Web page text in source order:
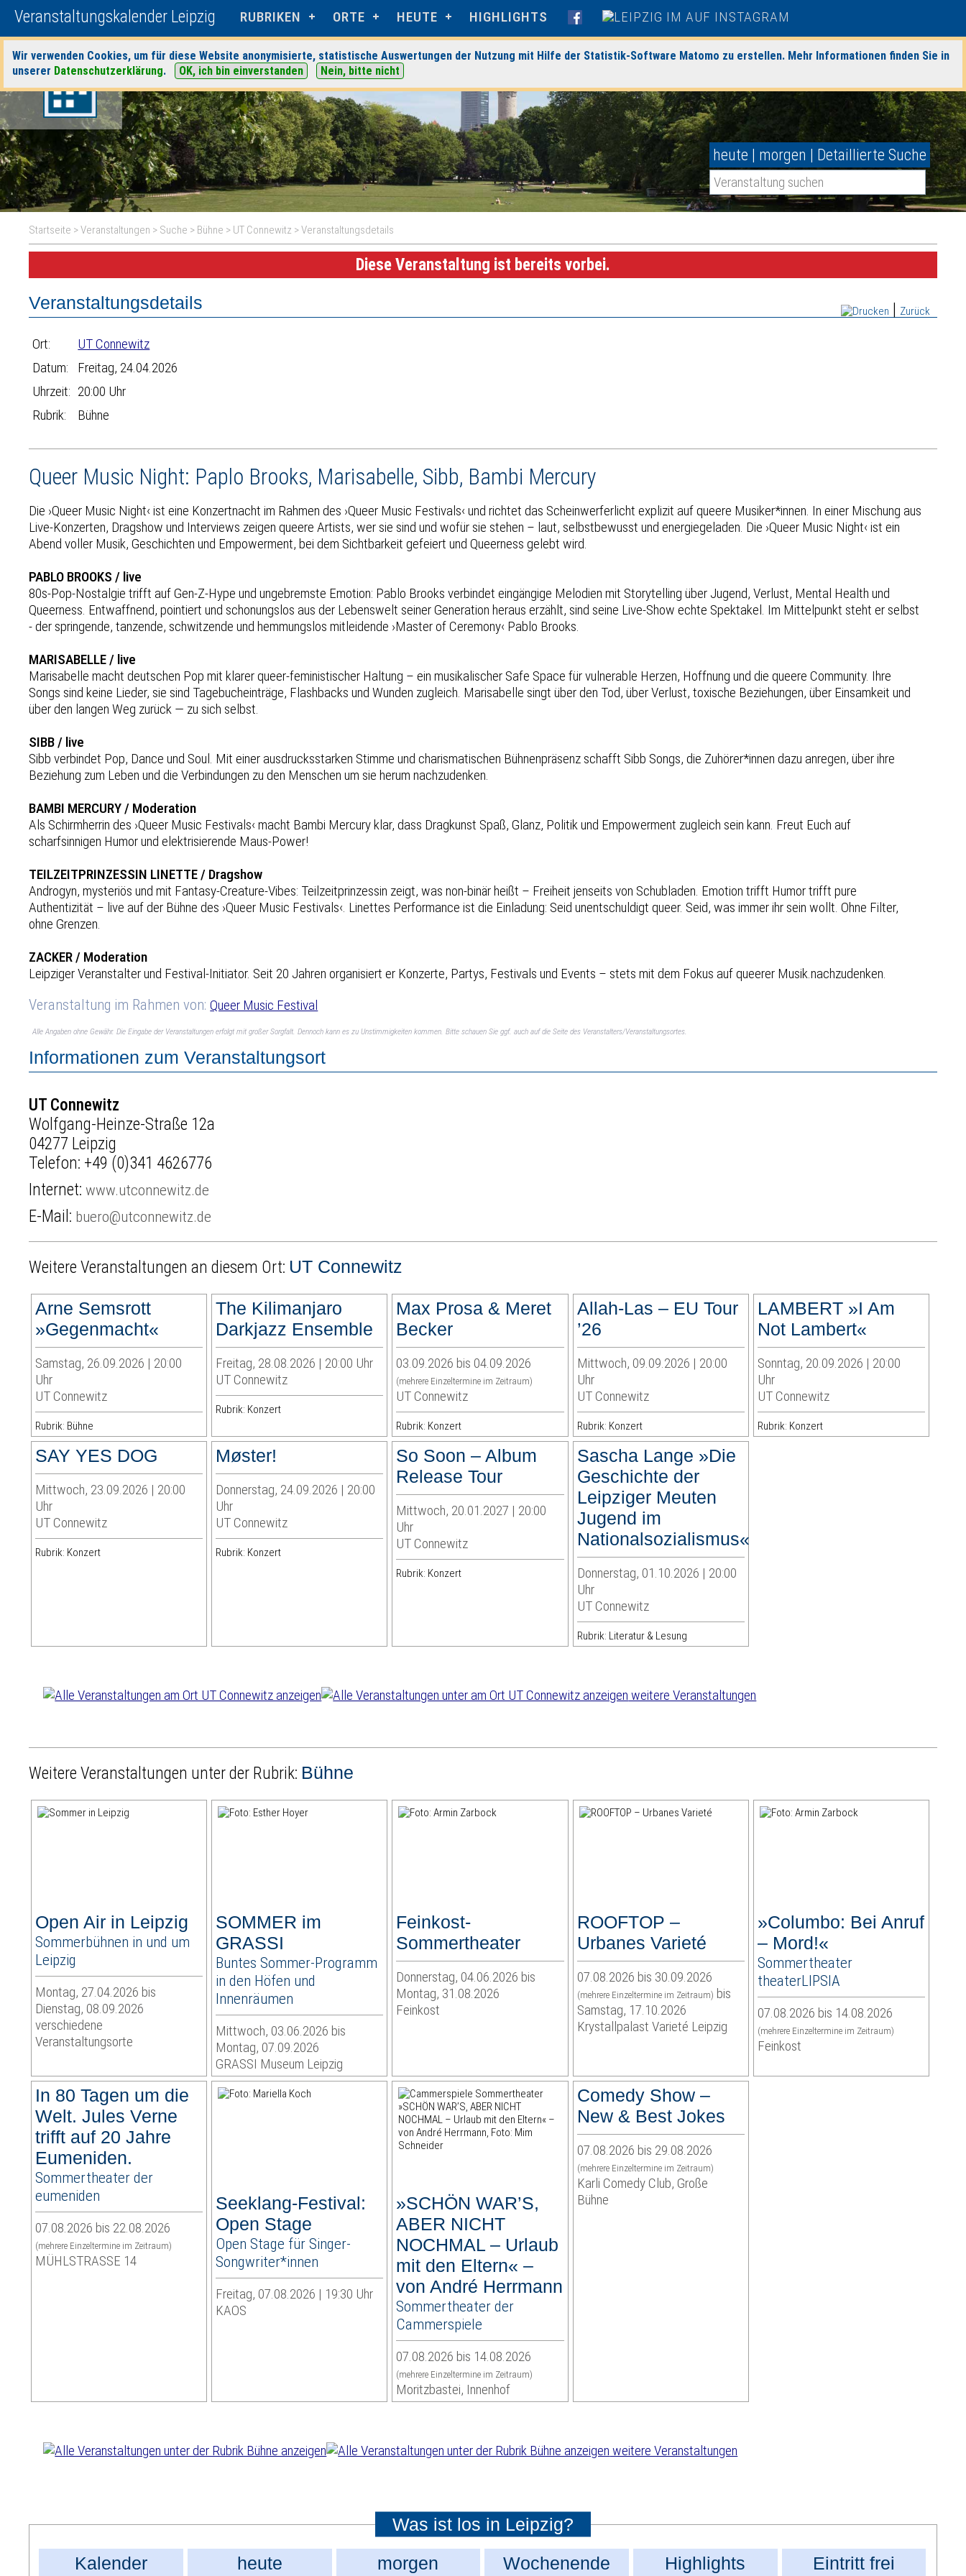
Veranstaltungskalender Leipzig RUBRIKEN ORTE HEUTE HIGHLIGHTS
Wir verwenden Cookies, um für diese Website anonymisierte, statistische Auswertungen der Nutzung mit Hilfe der Statistik-Software Matomo zu erstellen. Mehr Informationen finden Sie in
unserer Datenschutzerklärung. OK, ich bin einverstanden Nein, bitte nicht
heute | morgen | Detaillierte Suche
Startseite >Veranstaltungen > Suche > Bühne > UT Connewitz > Veranstaltungsdetails
Diese Veranstaltung ist bereits vorbei.
Zurück
Veranstaltungsdetails
Ort:
UT Connewitz
Datum:
Freitag, 24.04.2026
Uhrzeit: 20:00 Uhr
Rubrik:
Bühne
Queer Music Night: Paplo Brooks, Marisabelle, Sibb, Bambi Mercury
Die ›Queer Music Night‹ ist eine Konzertnacht im Rahmen des ›Queer Music Festivals‹ und richtet das Scheinwerferlicht explizit auf queere Musiker*innen. In einer Mischung aus
Live-Konzerten, Dragshow und Interviews zeigen queere Artists, wer sie sind und wofür sie stehen – laut, selbstbewusst und energiegeladen. Die ›Queer Music Night‹ ist ein
Abend voller Musik, Geschichten und Empowerment, bei dem Sichtbarkeit gefeiert und Queerness gelebt wird.
PABLO BROOKS / live
80s-Pop-Nostalgie trifft auf Gen-Z-Hype und ungebremste Emotion: Pablo Brooks verbindet eingängige Melodien mit Storytelling über Jugend, Verlust, Mental Health und
Queerness. Entwaffnend, pointiert und schonungslos aus der Lebenswelt seiner Generation heraus erzählt, sind seine Live-Show echte Spektakel. Im Mittelpunkt steht er selbst
- der springende, tanzende, schwitzende und hemmungslos mitleidende ›Master of Ceremony‹ Pablo Brooks.
MARISABELLE / live
Marisabelle macht deutschen Pop mit klarer queer-feministischer Haltung – ein musikalischer Safe Space für vulnerable Herzen, Hoffnung und die queere Community. Ihre
Songs sind keine Lieder, sie sind Tagebucheinträge, Flashbacks und Wunden zugleich. Marisabelle singt über den Tod, über Verlust, toxische Beziehungen, über Einsamkeit und
über den langen Weg zurück — zu sich selbst.
SIBB / live
Sibb verbindet Pop, Dance und Soul. Mit einer ausdrucksstarken Stimme und charismatischen Bühnenpräsenz schafft Sibb Songs, die Zuhörer*innen dazu anregen, über ihre
Beziehung zum Leben und die Verbindungen zu den Menschen um sie herum nachzudenken.
BAMBI MERCURY / Moderation
Als Schirmherrin des ›Queer Music Festivals‹ macht Bambi Mercury klar, dass Dragkunst Spaß, Glanz, Politik und Empowerment zugleich sein kann. Freut Euch auf
scharfsinnigen Humor und elektrisierende Maus-Power!
TEILZEITPRINZESSIN LINETTE / Dragshow
Androgyn, mysteriös und mit Fantasy-Creature-Vibes: Teilzeitprinzessin zeigt, was non-binär heißt – Freiheit jenseits von Schubladen. Emotion trifft Humor trifft pure
Authentizität – live auf der Bühne des ›Queer Music Festivals‹. Linettes Performance ist die Einladung: Seid unentschuldigt queer. Seid, was immer ihr sein wollt. Ohne Filter,
ohne Grenzen.
ZACKER / Moderation
Leipziger Veranstalter und Festival-Initiator. Seit 20 Jahren organisiert er Konzerte, Partys, Festivals und Events – stets mit dem Fokus auf queerer Musik.nachzudenken.
Veranstaltung im Rahmen von:Queer Music Festival
Alle Angaben ohne Gewähr. Die Eingabe der Veranstaltungen erfolgt mit großer Sorgfalt. Dennoch kann es zu Unstimmigkeiten kommen. Bitte schauen Sie ggf. auch auf die Seite des Veranstalters/Veranstaltungsortes.
Informationen zum Veranstaltungsort
UT Connewitz
Wolfgang-Heinze-Straße 12a
04277 Leipzig
Telefon: +49 (0)341 4626776
Internet:www.utconnewitz.de
E-Mail: buero@utconnewitz.de
Weitere Veranstaltungen an diesem Ort: UT Connewitz
Arne Semsrott
»Gegenmacht«
Samstag, 26.09.2026 | 20:00
Uhr
UT Connewitz
Rubrik: Bühne
The Kilimanjaro
Darkjazz Ensemble
Freitag, 28.08.2026 | 20:00 Uhr
UT Connewitz
Rubrik: Konzert
Max Prosa & Meret
Becker
03.09.2026 bis 04.09.2026
(mehrere Einzeltermine im Zeitraum)
UT Connewitz
Rubrik: Konzert
Allah-Las – EU Tour
’26
Mittwoch, 09.09.2026 | 20:00
Uhr
UT Connewitz
Rubrik: Konzert
LAMBERT »I Am
Not Lambert«
Sonntag, 20.09.2026 | 20:00
Uhr
UT Connewitz
Rubrik: Konzert
SAY YES DOG
Mittwoch, 23.09.2026 | 20:00
Uhr
UT Connewitz
Rubrik: Konzert
Møster!
Donnerstag, 24.09.2026 | 20:00
Uhr
UT Connewitz
Rubrik: Konzert
So Soon – Album
Release Tour
Mittwoch, 20.01.2027 | 20:00
Uhr
UT Connewitz
Rubrik: Konzert
Sascha Lange »Die
Geschichte der
Leipziger Meuten
Jugend im
Nationalsozialismus«
Donnerstag, 01.10.2026 | 20:00
Uhr
UT Connewitz
Rubrik: Literatur & Lesung
weitere Veranstaltungen
Weitere Veranstaltungen unter der Rubrik: Bühne
Open Air in Leipzig
Sommerbühnen in und um
Leipzig
Montag, 27.04.2026 bis
Dienstag, 08.09.2026
verschiedene
Veranstaltungsorte
SOMMER im
GRASSI
Buntes Sommer-Programm
in den Höfen und
Innenräumen
Mittwoch, 03.06.2026 bis
Montag, 07.09.2026
GRASSI Museum Leipzig
Feinkost-
Sommertheater
Donnerstag, 04.06.2026 bis
Montag, 31.08.2026
Feinkost
ROOFTOP –
Urbanes Varieté
07.08.2026 bis 30.09.2026
(mehrere Einzeltermine im Zeitraum) bis
Samstag, 17.10.2026
Krystallpalast Varieté Leipzig
»Columbo: Bei Anruf
– Mord!«
Sommertheater
theaterLIPSIA
07.08.2026 bis 14.08.2026
(mehrere Einzeltermine im Zeitraum)
Feinkost
In 80 Tagen um die
Welt. Jules Verne
trifft auf 20 Jahre
Eumeniden.
Sommertheater der
eumeniden
07.08.2026 bis 22.08.2026
(mehrere Einzeltermine im Zeitraum)
MÜHLSTRASSE 14
Seeklang-Festival:
Open Stage
Open Stage für Singer-
Songwriter*innen
Freitag, 07.08.2026 | 19:30 Uhr
KAOS
»SCHÖN WAR’S,
ABER NICHT
NOCHMAL – Urlaub
mit den Eltern« –
von André Herrmann
Sommertheater der
Cammerspiele
07.08.2026 bis 14.08.2026
(mehrere Einzeltermine im Zeitraum)
Moritzbastei, Innenhof
Comedy Show –
New & Best Jokes
07.08.2026 bis 29.08.2026
(mehrere Einzeltermine im Zeitraum)
Karli Comedy Club, Große
Bühne
weitere Veranstaltungen
Was ist los in Leipzig?
Kalender
heute morgen Wochenende Highlights Eintritt frei